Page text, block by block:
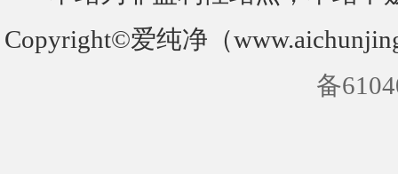
Copyright©爱纯净（
备